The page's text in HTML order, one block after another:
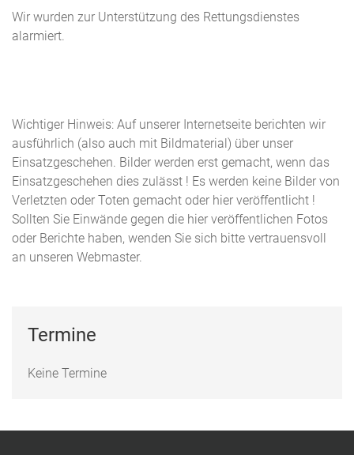
Wir wurden zur Unterstützung des Rettungsdienstes
alarmiert.
Wichtiger Hinweis: Auf unserer Internetseite berichten wir
ausführlich (also auch mit Bildmaterial) über unser
Einsatzgeschehen. Bilder werden erst gemacht, wenn das
Einsatzgeschehen dies zulässt ! Es werden keine Bilder von
Verletzten oder Toten gemacht oder hier veröffentlicht !
Sollten Sie Einwände gegen die hier veröffentlichen Fotos
oder Berichte haben, wenden Sie sich bitte vertrauensvoll
an unseren Webmaster.
Termine
Keine Termine